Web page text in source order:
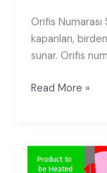
Orifis
kapanları,
sunar. Orifis
Read More »
Isı
Transferinde